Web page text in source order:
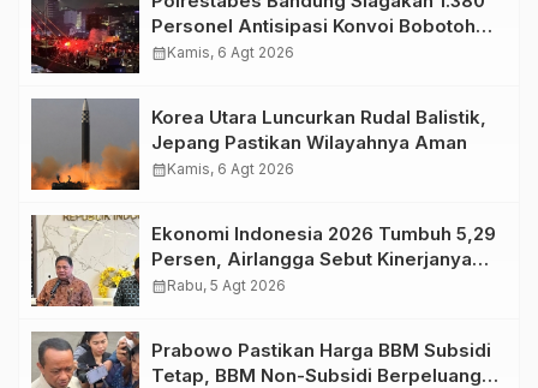
Personel Antisipasi Konvoi Bobotoh
Usai Final Piala Presiden
calendar_monthKamis, 6 Agt 2026
Korea Utara Luncurkan Rudal Balistik,
Jepang Pastikan Wilayahnya Aman
calendar_monthKamis, 6 Agt 2026
Ekonomi Indonesia 2026 Tumbuh 5,29
Persen, Airlangga Sebut Kinerjanya
Lampaui Rata-Rata Global
calendar_monthRabu, 5 Agt 2026
Prabowo Pastikan Harga BBM Subsidi
Tetap, BBM Non-Subsidi Berpeluang